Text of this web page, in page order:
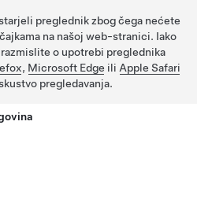
preglednik zbog čega nećete
na našoj web-stranici. Iako
o upotrebi preglednika
, Microsoft Edge ili Apple Safari
pregledavanja.